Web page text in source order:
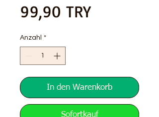
99,90 TRYPreis
Anzahl *
In den Warenkorb
Sofortkauf